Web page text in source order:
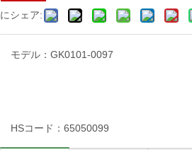
にシェア:
モデル： GK0101-0097
HSコード： 65050099